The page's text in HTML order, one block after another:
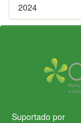
2024
Suportado por